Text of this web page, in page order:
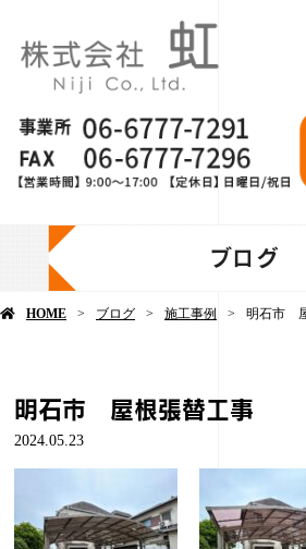
ブログ
HOME ブログ 施工事例 明石市
明石市 屋根張替工事
2024.05.23